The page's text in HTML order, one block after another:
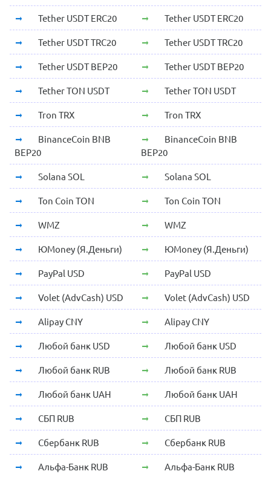
Tether USDT ERC20 Tether USDT ERC20
Tether USDT TRC20 Tether USDT TRC20
Tether USDT BEP20 Tether USDT BEP20
Tether TON USDT Tether TON USDT
Tron TRX Tron TRX
BinanceCoin BNB
BEP20
BinanceCoin BNB
BEP20
Solana SOL Solana SOL
Ton Coin TON Ton Coin TON
WMZ WMZ
ЮMoney (Я.Деньги) ЮMoney (Я.Деньги)
PayPal USD PayPal USD
Volet (AdvCash) USD Volet (AdvCash) USD
Alipay CNY Alipay CNY
Любой банк USD Любой банк USD
Любой банк RUB Любой банк RUB
Любой банк UAH Любой банк UAH
СБП RUB СБП RUB
Сбербанк RUB Сбербанк RUB
Альфа-Банк RUB Альфа-Банк RUB